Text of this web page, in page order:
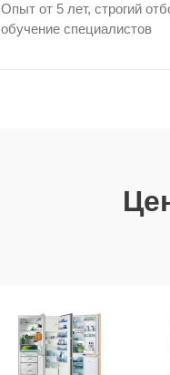
Опыт от 5 лет, строгий
обучение специалистов